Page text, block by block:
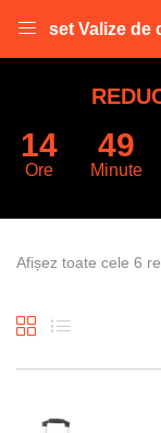
Introduceti numele
Retine datele
14
Ore
49
Minute
Afișez toate cele 6